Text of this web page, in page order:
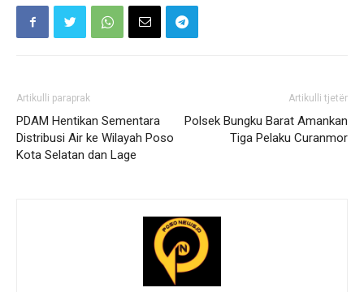
Artikulli paraprak
PDAM Hentikan Sementara
Distribusi Air ke Wilayah Poso
Kota Selatan dan Lage
Artikulli tjetër
Polsek Bungku Barat Amankan
Tiga Pelaku Curanmor